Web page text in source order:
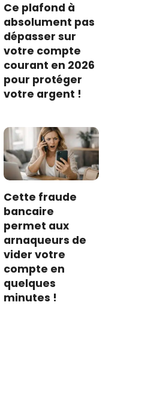
Ce plafond à
absolument pas
dépasser sur
votre compte
courant en 2026
pour protéger
votre argent !
Cette fraude
bancaire
permet aux
arnaqueurs de
vider votre
compte en
quelques
minutes !